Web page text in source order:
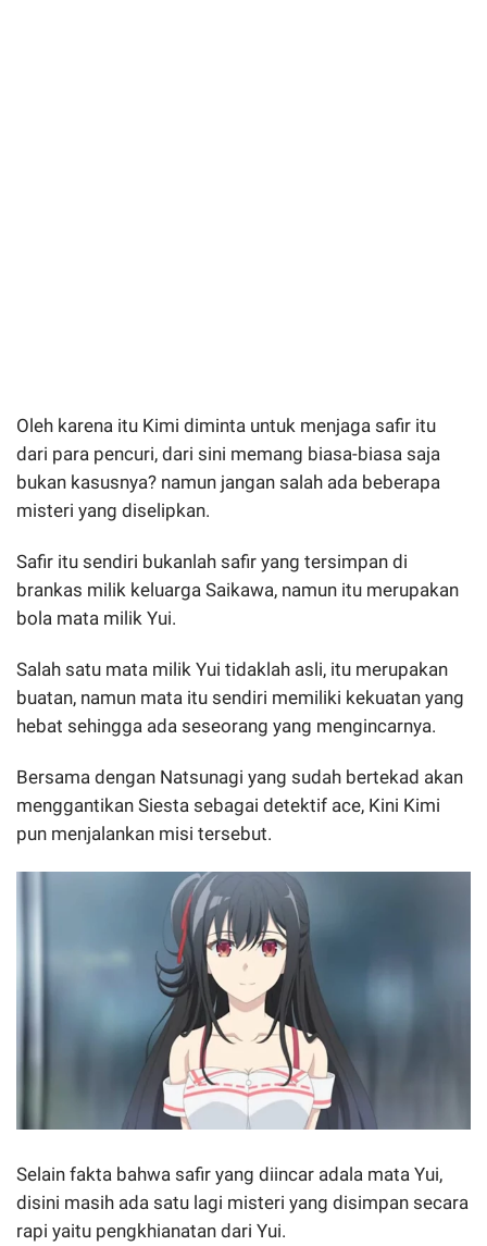
Oleh karena itu Kimi diminta untuk menjaga safir itu
dari para pencuri, dari sini memang biasa-biasa saja
bukan kasusnya? namun jangan salah ada beberapa
misteri yang diselipkan.
Safir itu sendiri bukanlah safir yang tersimpan di
brankas milik keluarga Saikawa, namun itu merupakan
bola mata milik Yui.
Salah satu mata milik Yui tidaklah asli, itu merupakan
buatan, namun mata itu sendiri memiliki kekuatan yang
hebat sehingga ada seseorang yang mengincarnya.
Bersama dengan Natsunagi yang sudah bertekad akan
menggantikan Siesta sebagai detektif ace, Kini Kimi
pun menjalankan misi tersebut.
Selain fakta bahwa safir yang diincar adala mata Yui,
disini masih ada satu lagi misteri yang disimpan secara
rapi yaitu pengkhianatan dari Yui.